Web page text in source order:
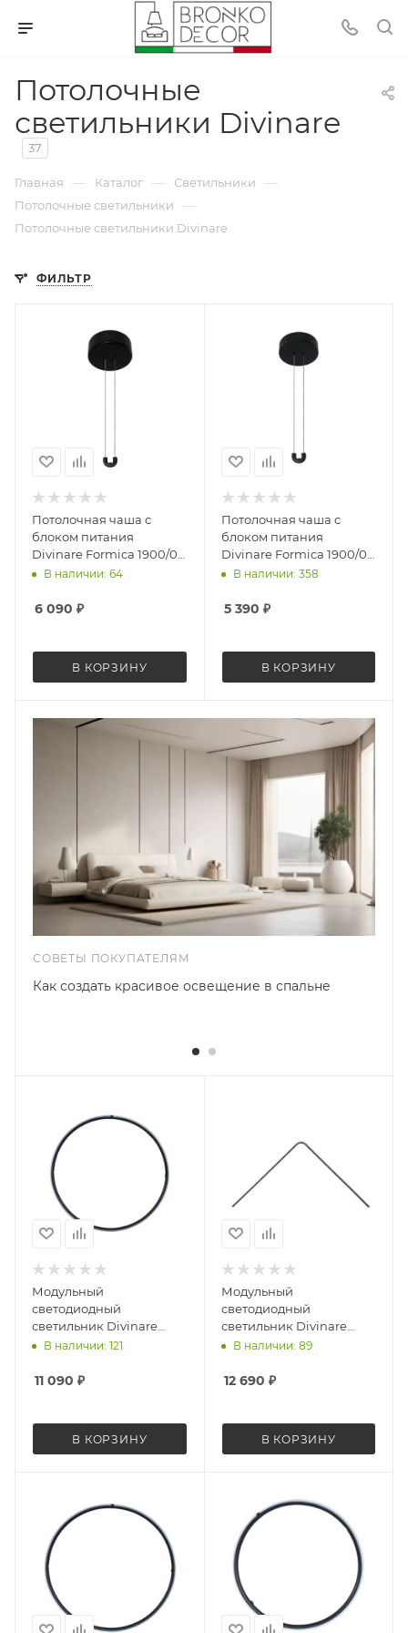
Потолочные
светильники Divinare
37
Главная — Каталог — Светильники —
Потолочные светильники —
Потолочные светильники Divinare
ФИЛЬТР
Потолочная чаша с
блоком питания
Divinare Formica 1900/06
PL-100
В наличии: 64
6 090 ₽
В КОРЗИНУ
Потолочная чаша с
блоком питания
Divinare Formica 1900/06
PL-60
В наличии: 358
5 390 ₽
В КОРЗИНУ
СОВЕТЫ ПОКУПАТЕЛЯМ
Как создать красивое освещение в спальне
Модульный
светодиодный
светильник Divinare
Formica 1902/06 SP-18
В наличии: 121
11 090 ₽
В КОРЗИНУ
Модульный
светодиодный
светильник Divinare
Formica 1907/06 SP-17
В наличии: 89
12 690 ₽
В КОРЗИНУ